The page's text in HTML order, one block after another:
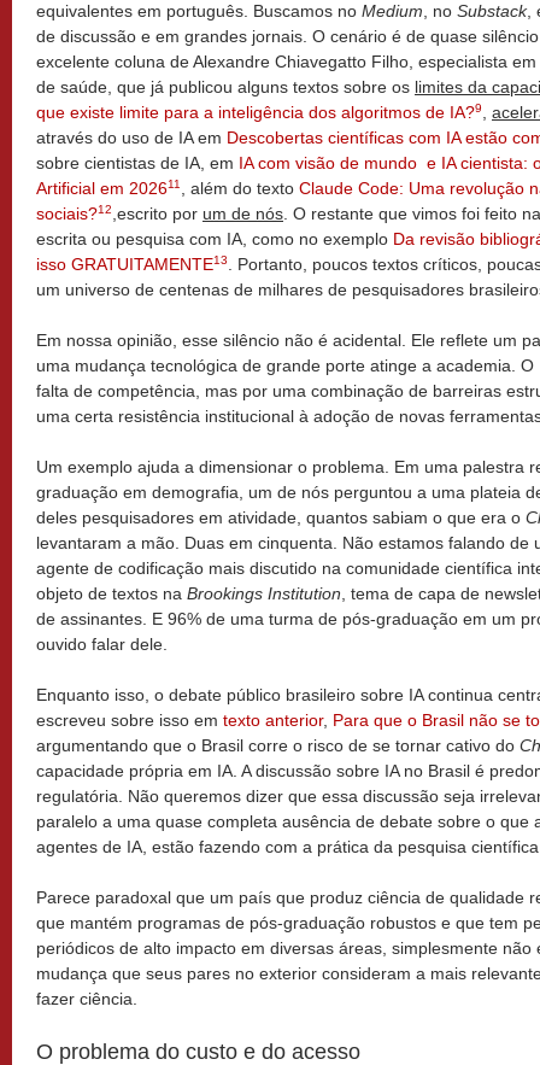
equivalentes em português. Buscamos no Medium , no Substack,
de discussão e em grandes jornais. O cenário é de quase
excelente coluna de Alexandre Chiavegatto Filho, especialista
de saúde, que já publicou alguns textos sobre os limites da
que existe limite para a inteligência dos algoritmos de IA?9
através do uso de IA em Descobertas científicas com IA estão
sobre cientistas de IA, em IA com visão de mundo e IA cientista:
Artificial em 202611 , além do texto Claude Code: Uma revolução
sociais?12 ,escrito por um de nós . O restante que vimos foi feito
escrita ou pesquisa com IA, como no exemplo Da revisão
isso GRATUITAMENTE13
. Portanto, poucos textos críticos,
um universo de centenas de milhares de pesquisadores
Em nossa opinião, esse silêncio não é acidental. Ele reflete um
uma mudança tecnológica de grande porte atinge a academia.
falta de competência, mas por uma combinação de barreiras
uma certa resistência institucional à adoção de novas
Um exemplo ajuda a dimensionar o problema. Em uma palestra
graduação em demografia, um de nós perguntou a uma plateia
deles pesquisadores em atividade, quantos sabiam o que era o
levantaram a mão. Duas em cinquenta. Não estamos falando de
agente de codificação mais discutido na comunidade científica
objeto de textos na Brookings Institution , tema de capa de
de assinantes. E 96% de uma turma de pós-graduação em um
ouvido falar dele.
Enquanto isso, o debate público brasileiro sobre IA continua
escreveu sobre isso em texto anterior, Para que o Brasil não se
argumentando que o Brasil corre o risco de se tornar cativo do
capacidade própria em IA. A discussão sobre IA no Brasil é
regulatória. Não queremos dizer que essa discussão seja
paralelo a uma quase completa ausência de debate sobre o que
agentes de IA, estão fazendo com a prática da pesquisa
Parece paradoxal que um país que produz ciência de qualidade
que mantém programas de pós-graduação robustos e que tem
periódicos de alto impacto em diversas áreas, simplesmente
mudança que seus pares no exterior consideram a mais
fazer ciência.
O problema do custo e do acesso